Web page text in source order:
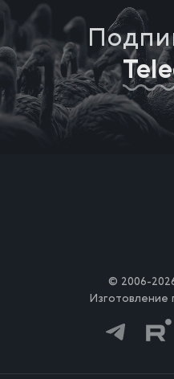
© 2006-
Изготовление